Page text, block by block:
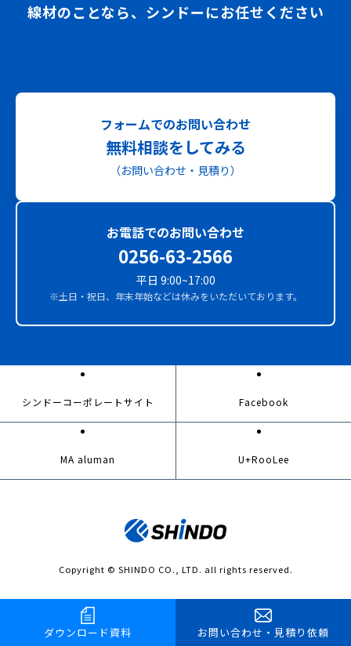
ダウンロード資料 お問い合わせ ・ 見積り依頼
線材のことなら、シンドーにお任せください
フォームでのお問い合わせ
無料相談をしてみる
（お問い合わせ・見積り）
お電話でのお問い合わせ
0256-63-2566
平日 9:00~17:00
※土日・祝日、年末年始などは休みをいただいております。
シンドーコーポレートサイト Facebook
MA aluman U+RooLee
Copyright © SHINDO CO., LTD. all rights reserved.